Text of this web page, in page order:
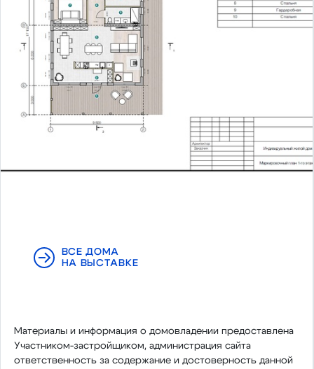
ВСЕ ДОМА
НА ВЫСТАВКЕ
Материалы и информация о домовладении предоставлена
Участником-застройщиком, администрация сайта
ответственность за содержание и достоверность данной